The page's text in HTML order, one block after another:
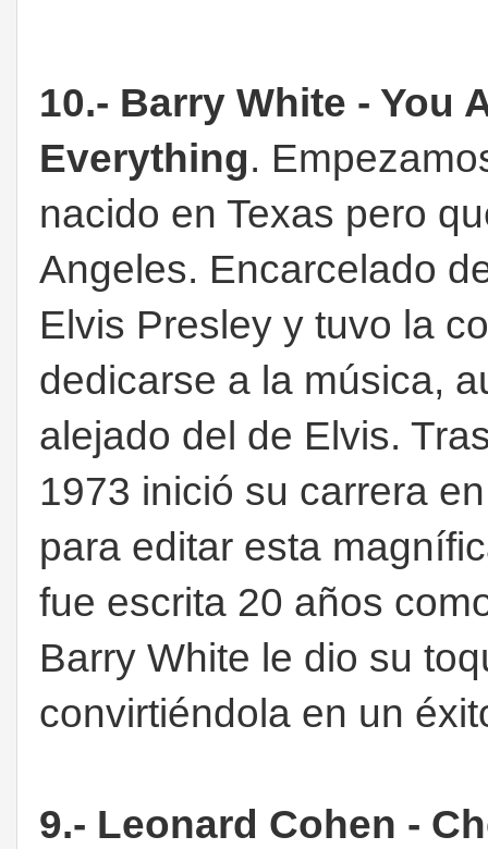
10.- Barry White - You
Everything.
nacido en Texas pero
Angeles. Encarcelado
Elvis Presley y tuvo la
dedicarse a la música,
alejado del de Elvis.
1973 inició su carrera
para editar esta
fue escrita 20 años
Barry White le dio su
convirtiéndola en un
9.- Leonard Cohen -